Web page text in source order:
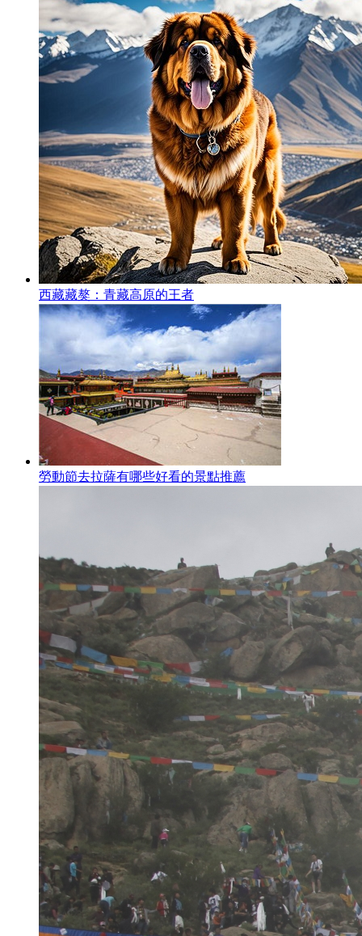
西藏藏獒：青藏高原的王者
勞動節去拉薩有哪些好看的景點推薦